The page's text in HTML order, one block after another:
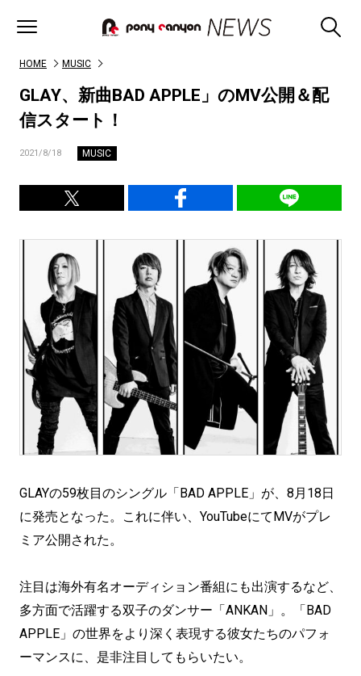
HOME MUSIC
GLAY、新曲BAD APPLE」のMV公開＆配
信スタート！
2021/8/18 MUSIC
GLAYの59枚目のシングル「BAD APPLE」が、8月18日
に発売となった。これに伴い、YouTubeにてMVがプレ
ミア公開された。
注目は海外有名オーディション番組にも出演するなど、
多方面で活躍する双子のダンサー「ANKAN」。「BAD
APPLE」の世界をより深く表現する彼女たちのパフォ
ーマンスに、是非注目してもらいたい。